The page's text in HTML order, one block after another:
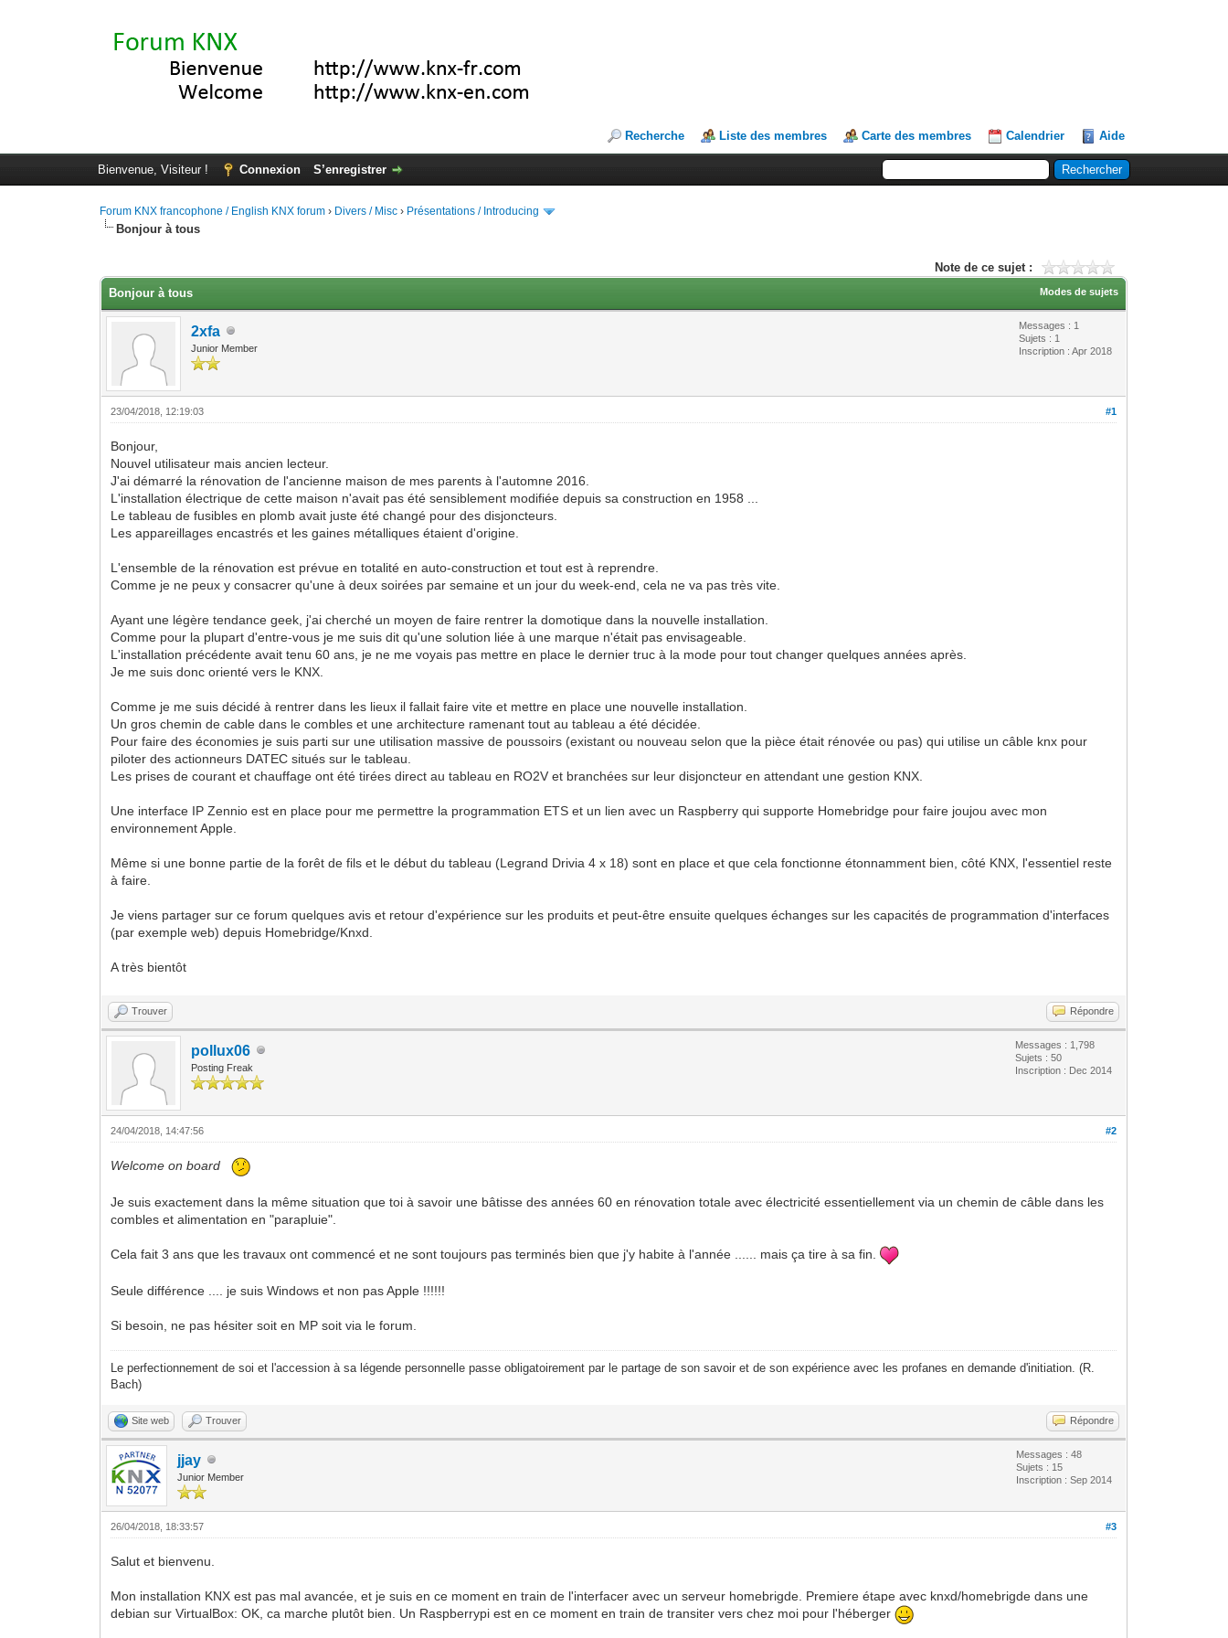
Recherche Liste des membres Carte des membres Calendrier Aide
Bienvenue, Visiteur ! Connexion S’enregistrer
Forum KNX francophone / English KNX forum › Divers / Misc › Présentations / Introducing
Bonjour à tous
Note de ce sujet :
Modes de sujets
Bonjour à tous
2xfa
Junior Member
Messages : 1
Sujets : 1
Inscription : Apr 2018
#1
23/04/2018, 12:19:03
Bonjour,
Nouvel utilisateur mais ancien lecteur.
J'ai démarré la rénovation de l'ancienne maison de mes parents à l'automne 2016.
L'installation électrique de cette maison n'avait pas été sensiblement modifiée depuis sa construction en 1958 ...
Le tableau de fusibles en plomb avait juste été changé pour des disjoncteurs.
Les appareillages encastrés et les gaines métalliques étaient d'origine.
L'ensemble de la rénovation est prévue en totalité en auto-construction et tout est à reprendre.
Comme je ne peux y consacrer qu'une à deux soirées par semaine et un jour du week-end, cela ne va pas très vite.
Ayant une légère tendance geek, j'ai cherché un moyen de faire rentrer la domotique dans la nouvelle installation.
Comme pour la plupart d'entre-vous je me suis dit qu'une solution liée à une marque n'était pas envisageable.
L'installation précédente avait tenu 60 ans, je ne me voyais pas mettre en place le dernier truc à la mode pour tout changer quelques années après.
Je me suis donc orienté vers le KNX.
Comme je me suis décidé à rentrer dans les lieux il fallait faire vite et mettre en place une nouvelle installation.
Un gros chemin de cable dans le combles et une architecture ramenant tout au tableau a été décidée.
Pour faire des économies je suis parti sur une utilisation massive de poussoirs (existant ou nouveau selon que la pièce était rénovée ou pas) qui utilise un câble knx pour
piloter des actionneurs DATEC situés sur le tableau.
Les prises de courant et chauffage ont été tirées direct au tableau en RO2V et branchées sur leur disjoncteur en attendant une gestion KNX.
Une interface IP Zennio est en place pour me permettre la programmation ETS et un lien avec un Raspberry qui supporte Homebridge pour faire joujou avec mon
environnement Apple.
Même si une bonne partie de la forêt de fils et le début du tableau (Legrand Drivia 4 x 18) sont en place et que cela fonctionne étonnamment bien, côté KNX, l'essentiel reste
à faire.
Je viens partager sur ce forum quelques avis et retour d'expérience sur les produits et peut-être ensuite quelques échanges sur les capacités de programmation d'interfaces
(par exemple web) depuis Homebridge/Knxd.
A très bientôt
Trouver Répondre
pollux06
Posting Freak
Messages : 1,798
Sujets : 50
Inscription : Dec 2014
#2
24/04/2018, 14:47:56
Welcome on board
Je suis exactement dans la même situation que toi à savoir une bâtisse des années 60 en rénovation totale avec électricité essentiellement via un chemin de câble dans les
combles et alimentation en "parapluie".
Cela fait 3 ans que les travaux ont commencé et ne sont toujours pas terminés bien que j'y habite à l'année ...... mais ça tire à sa fin.
Seule différence .... je suis Windows et non pas Apple !!!!!!
Si besoin, ne pas hésiter soit en MP soit via le forum.
Le perfectionnement de soi et l'accession à sa légende personnelle passe obligatoirement par le partage de son savoir et de son expérience avec les profanes en demande d'initiation. (R.
Bach)
Site web Trouver Répondre
jjay
Junior Member
Messages : 48
Sujets : 15
Inscription : Sep 2014
#3
26/04/2018, 18:33:57
Salut et bienvenu.
Mon installation KNX est pas mal avancée, et je suis en ce moment en train de l'interfacer avec un serveur homebrigde. Premiere étape avec knxd/homebrigde dans une
debian sur VirtualBox: OK, ca marche plutôt bien. Un Raspberrypi est en ce moment en train de transiter vers chez moi pour l'héberger